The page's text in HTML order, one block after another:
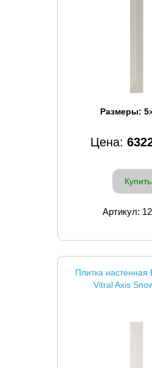
Размеры: 5
Цена:
Купить
Артикул:
Плитка настенная
Vitral Axis